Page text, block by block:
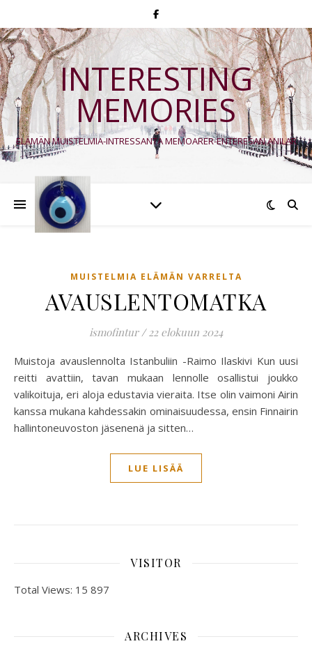
INTERESTING
MEMORIES
ELÄMÄN MUISTELMIA-INTRESSANTA MEMOARER-ENTERESAN ANILAR
MUISTELMIA ELÄMÄN VARRELTA
AVAUSLENTOMATKA
ismofintur / 22 elokuun 2024
Muistoja avauslennolta Istanbuliin -Raimo Ilaskivi Kun uusi
reitti avattiin, tavan mukaan lennolle osallistui joukko
valikoituja, eri aloja edustavia vieraita. Itse olin vaimoni Airin
kanssa mukana kahdessakin ominaisuudessa, ensin Finnairin
hallintoneuvoston jäsenenä ja sitten…
LUE LISÄÄ
VISITOR
Total Views: 15 897
ARCHIVES